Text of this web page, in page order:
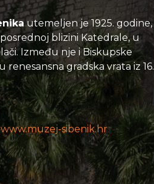
utemeljen je 1925. godine,
blizini Katedrale, u
Između nje i Biskupske
renesansna gradska vrata iz 16.
www.muzej-sibenik.hr